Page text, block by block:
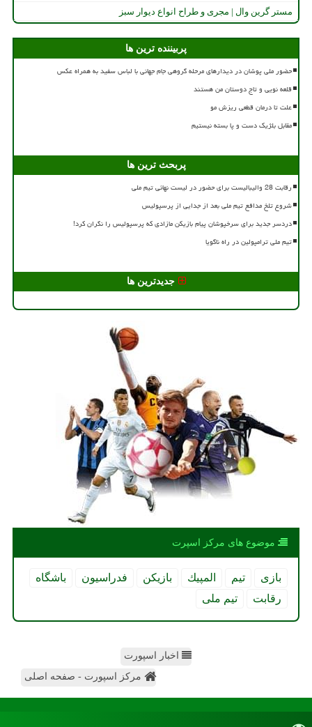
مستر گرین وال | مجری و طراح انواع دیوار سبز
پربیننده ترین ها
حضور ملی پوشان در دیدارهای مرحله گروهی جام جهانی با لباس سفید به همراه عکس
قلعه نویی و تاج دوستان من هستند
علت تا درمان قطعی ریزش مو
مقابل بلژیک دست و پا بسته نیستیم
پربحث ترین ها
رقابت 28 والیبالیست برای حضور در لیست نهائی تیم ملی
شروع تلخ مدافع تیم ملی بعد از جدایی از پرسپولیس
دردسر جدید برای سرخپوشان پیام بازیکن مازادی که پرسپولیس را نگران کرد!
تیم ملی ترامپولین در راه ناگویا
جدیدترین ها
موضوع های مركز اسپرت
بازی تیم المپیك بازیكن فدراسیون
باشگاه
رقابت
تیم ملی
اخبار اسپورت
مرکز اسپورت - صفحه اصلی